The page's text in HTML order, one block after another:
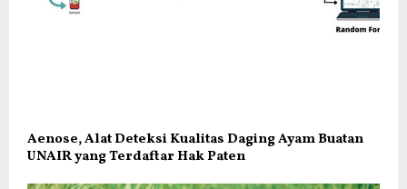
Aenose, Alat Deteksi Kualitas Daging Ayam Buatan
UNAIR yang Terdaftar Hak Paten